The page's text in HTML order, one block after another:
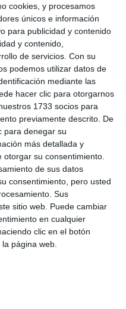
cookies, y procesamos
únicos e información
para publicidad y contenido
y contenido,
de servicios. Con su
podemos utilizar datos de
mediante las
hacer clic para otorgarnos
1733 socios para
previamente descrito. De
para denegar su
más detallada y
su consentimiento.
de sus datos
consentimiento, pero usted
Sus
sitio web. Puede cambiar
en cualquier
clic en el botón
página web.